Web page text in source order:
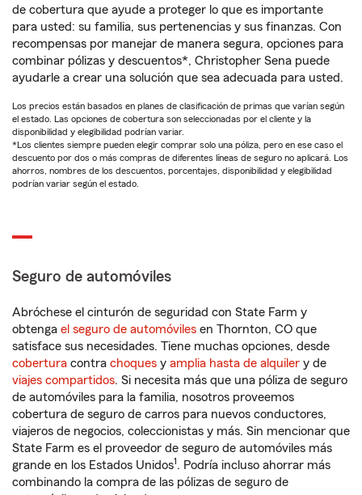
de cobertura que ayude a proteger lo que es importante
para usted: su familia, sus pertenencias y sus finanzas. Con
recompensas por manejar de manera segura, opciones para
combinar pólizas y descuentos*, Christopher Sena puede
ayudarle a crear una solución que sea adecuada para usted.
Los precios están basados en planes de clasificación de primas que varían según
el estado. Las opciones de cobertura son seleccionadas por el cliente y la
disponibilidad y elegibilidad podrían variar.
*Los clientes siempre pueden elegir comprar solo una póliza, pero en ese caso el
descuento por dos o más compras de diferentes líneas de seguro no aplicará. Los
ahorros, nombres de los descuentos, porcentajes, disponibilidad y elegibilidad
podrían variar según el estado.
Seguro de automóviles
Abróchese el cinturón de seguridad con State Farm y
obtenga el seguro de automóviles en Thornton, CO que
satisface sus necesidades. Tiene muchas opciones, desde
cobertura contra choques y amplia hasta de alquiler y de
viajes compartidos. Si necesita más que una póliza de seguro
de automóviles para la familia, nosotros proveemos
cobertura de seguro de carros para nuevos conductores,
viajeros de negocios, coleccionistas y más. Sin mencionar que
State Farm es el proveedor de seguro de automóviles más
grande en los Estados Unidos1. Podría incluso ahorrar más
combinando la compra de las pólizas de seguro de